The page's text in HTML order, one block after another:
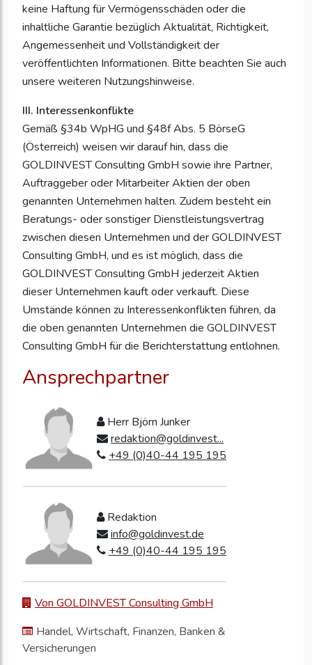
keine Haftung für Vermögensschäden oder die
inhaltliche Garantie bezüglich Aktualität, Richtigkeit,
Angemessenheit und Vollständigkeit der
veröffentlichten Informationen. Bitte beachten Sie auch
unsere weiteren Nutzungshinweise.
III. Interessenkonflikte
Gemäß §34b WpHG und §48f Abs. 5 BörseG
(Österreich) weisen wir darauf hin, dass die
GOLDINVEST Consulting GmbH sowie ihre Partner,
Auftraggeber oder Mitarbeiter Aktien der oben
genannten Unternehmen halten. Zudem besteht ein
Beratungs- oder sonstiger Dienstleistungsvertrag
zwischen diesen Unternehmen und der GOLDINVEST
Consulting GmbH, und es ist möglich, dass die
GOLDINVEST Consulting GmbH jederzeit Aktien
dieser Unternehmen kauft oder verkauft. Diese
Umstände können zu Interessenkonflikten führen, da
die oben genannten Unternehmen die GOLDINVEST
Consulting GmbH für die Berichterstattung entlohnen.
Ansprechpartner
Herr Björn Junker
redaktion@goldinvest...
+49 (0)40-44 195 195
Redaktion
info@goldinvest.de
+49 (0)40-44 195 195
Von GOLDINVEST Consulting GmbH
Handel, Wirtschaft, Finanzen, Banken &
Versicherungen